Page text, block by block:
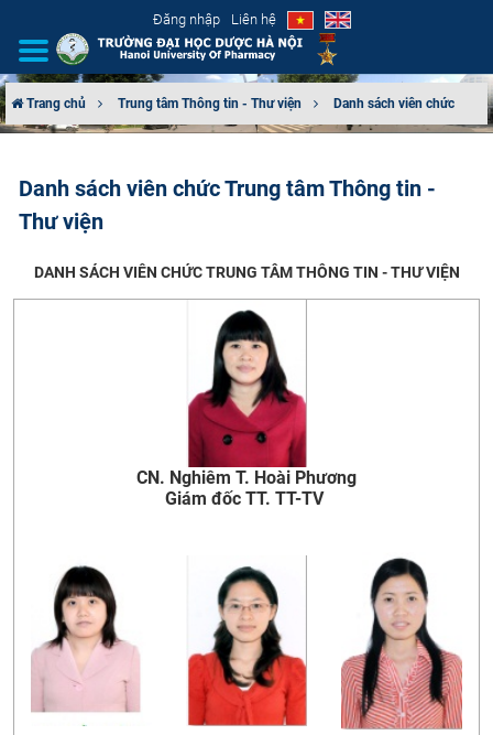
Đăng nhập Liên hệ
CƠ CẤU TỔ CHỨC
ĐÀO TẠO
ĐẢM BẢO CHẤT LƯỢNG
KHOA HỌC CÔNG NGHỆ
Trang chủ Trung tâm Thông tin - Thư viện Danh sách viên chức
Danh sách viên chức Trung tâm Thông tin -
Thư viện
DANH SÁCH VIÊN CHỨC TRUNG TÂM THÔNG TIN - THƯ VIỆN
CN. Nghiêm T. Hoài Phương
Giám đốc TT. TT-TV